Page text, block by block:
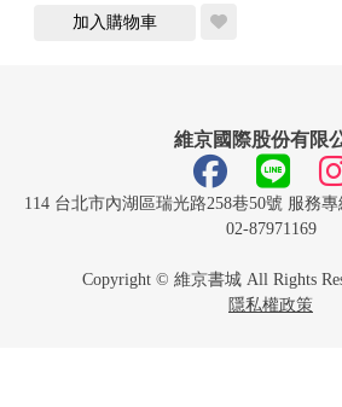
加入購物車
維京國際股份有限
114 台北市內湖區瑞光路258巷50號 服務專
02-87971169
Copyright © 維京書城 All Rights
隱私權政策